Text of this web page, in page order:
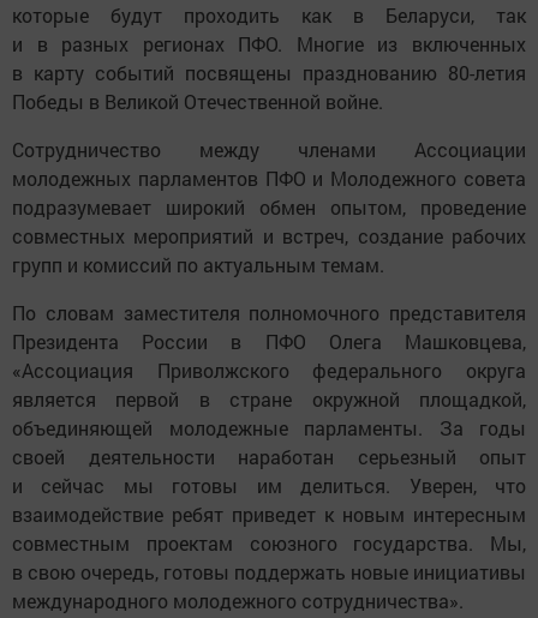
которые будут проходить как в Беларуси, так
и в разных регионах ПФО. Многие из включенных
в карту событий посвящены празднованию 80-летия
Победы в Великой Отечественной войне.
Сотрудничество между членами Ассоциации
молодежных парламентов ПФО и Молодежного совета
подразумевает широкий обмен опытом, проведение
совместных мероприятий и встреч, создание рабочих
групп и комиссий по актуальным темам.
По словам заместителя полномочного представителя
Президента России в ПФО Олега Машковцева,
«Ассоциация Приволжского федерального округа
является первой в стране окружной площадкой,
объединяющей молодежные парламенты. За годы
своей деятельности наработан серьезный опыт
и сейчас мы готовы им делиться. Уверен, что
взаимодействие ребят приведет к новым интересным
совместным проектам союзного государства. Мы,
в свою очередь, готовы поддержать новые инициативы
международного молодежного сотрудничества».